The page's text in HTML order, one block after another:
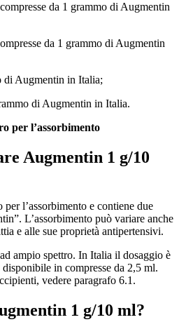
da 1 grammo di Augmentin
da 1 grammo di Augmentin
di Augmentin in Italia;
di Augmentin in Italia.
per l’assorbimento
Augmentin 1 g/10
l’assorbimento e contiene due
L’assorbimento può variare anche
e alle sue proprietà antipertensivi.
ampio spettro. In Italia il dosaggio è
in compresse da 2,5 ml.
vedere paragrafo 6.1.
1 g/10 ml?